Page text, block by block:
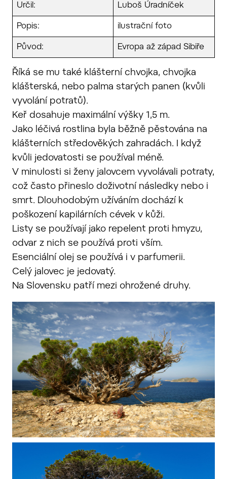
Určil: Luboš Úradníček
Popis: ilustrační foto
Původ: Evropa až západ Sibiře
Říká se mu také klášterní chvojka, chvojka
klášterská, nebo palma starých panen (kvůli
vyvolání potratů).
Keř dosahuje maximální výšky 1,5 m.
Jako léčivá rostlina byla běžně pěstována na
klášterních středověkých zahradách. I když
kvůli jedovatosti se používal méně.
V minulosti si ženy jalovcem vyvolávali potraty,
což často přineslo doživotní následky nebo i
smrt. Dlouhodobým užíváním dochází k
poškození kapilárních cévek v kůži.
Listy se používají jako repelent proti hmyzu,
odvar z nich se používá proti vším.
Esenciální olej se používá i v parfumerii.
Celý jalovec je jedovatý.
Na Slovensku patří mezi ohrožené druhy.